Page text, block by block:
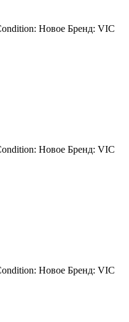
Новое Бренд: VIC
Новое Бренд: VIC
Новое Бренд: VIC